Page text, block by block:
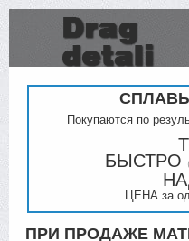
Прайс
Киев
068-300-
Покупаются по
БЫСТРО
ЦЕНА за
ПРИ ПРОДАЖЕ